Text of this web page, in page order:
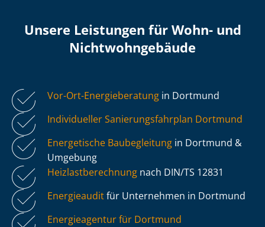
Unsere Leistungen für Wohn- und
Nicht­wohn­ge­bäu­de
Vor-Ort-Energieberatung in Dortmund
Individueller Sa­nie­rungs­fahr­plan Dortmund
Energetische Baubegleitung in Dortmund &
Umgebung
Heiz­last­be­rech­nung nach DIN/TS 12831
Energieauditfür Unternehmen in Dortmund
Energieagentur für Dortmund